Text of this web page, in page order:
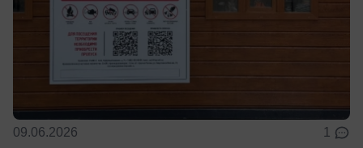
09.06.2026 1